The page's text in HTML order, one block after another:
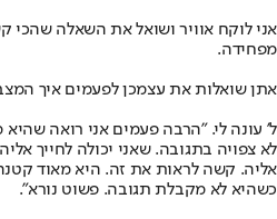
אני לוקח אוויר ושואל את השאלה שהכי
מפחידה.
אתן שואלות את עצמכן לפעמים איך
ל' עונה לי. "הרבה פעמים אני רואה
לא צפויה בתגובה. שאני יכולה לחייך
אליה. קשה לראות את זה. היא מאוד
כשהיא לא מקבלת תגובה. פשוט נורא".